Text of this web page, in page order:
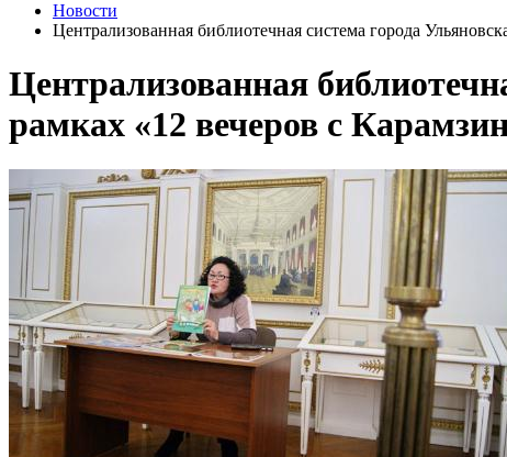
Новости
Централизованная библиотечная система города
Централизованная
рамках «12 вечеров с